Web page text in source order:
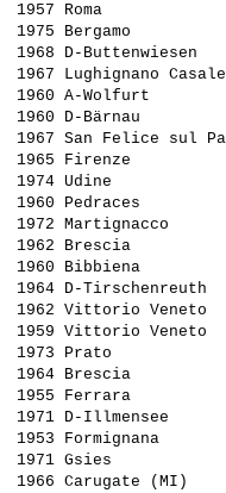
1957 Roma
1975 Bergamo
1968 D-
1967 Lughignano
1960 A-Wolfurt
1960 D-Bärnau
1967 San Felice sul
1965 Firenze
1974 Udine
1960 Pedraces
1972 Martignacco
1962 Brescia
1960 Bibbiena
1964 D-
1962 Vittorio
1959 Vittorio
1973 Prato
1964 Brescia
1955 Ferrara
1971 D-Illmensee
1953 Formignana
1971 Gsies
1966 Carugate (MI)